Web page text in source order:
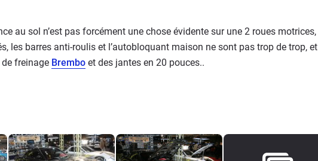
au sol n’est pas forcément une chose évidente sur une 2 roues motrices,
les barres anti-roulis et l’autobloquant maison ne sont pas trop de trop, et
freinage Brembo et des jantes en 20 pouces..